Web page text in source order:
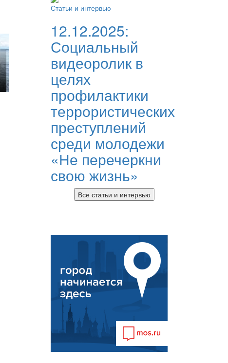
Статьи и интервью
12.12.2025:
Социальный
видеоролик в
целях
профилактики
террористических
преступлений
среди молодежи
«Не перечеркни
свою жизнь»
Все статьи и интервью